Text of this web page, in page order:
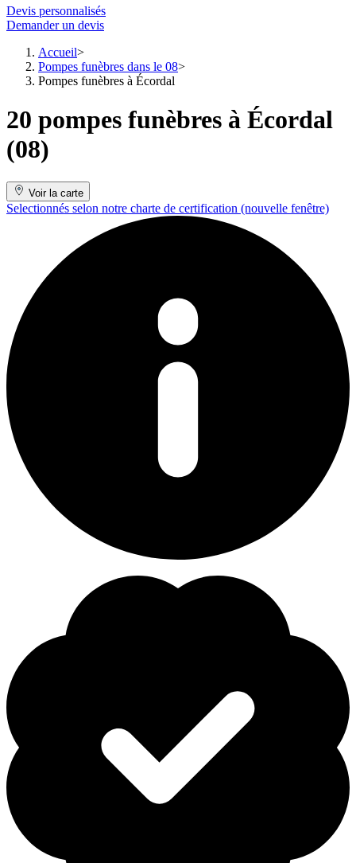
Devis personnalisés
Demander un devis
Accueil
Pompes funèbres dans le 08
Pompes funèbres à Écordal
20 pompes funèbres à Écordal
(08)
Voir la carte
Selectionnés selon notre charte de certification (nouvelle fenêtre)